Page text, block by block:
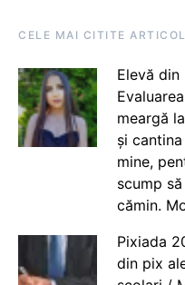
CELE MAI CITITE
Elevă
meargă
și
mine,
scump
cămin.
Pixiada
din pix